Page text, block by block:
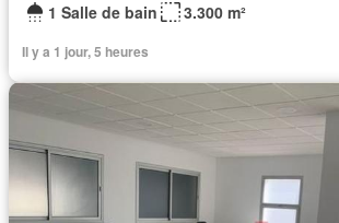
1 Salle de bain
3.300 m²
Il y a 1 jour, 5 heures